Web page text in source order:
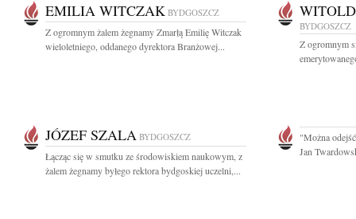
EMILIA WITCZAK BYDGOSZCZ
Z ogromnym żalem żegnamy Zmarłą Emilię Witczak
wieloletniego, oddanego dyrektora Branżowej...
BYDGOSZCZ
Z ogromnym
JÓZEF SZALA BYDGOSZCZ
Łącząc się w smutku ze środowiskiem naukowym, z
żalem żegnamy byłego rektora bydgoskiej uczelni,...
"Można
Jan